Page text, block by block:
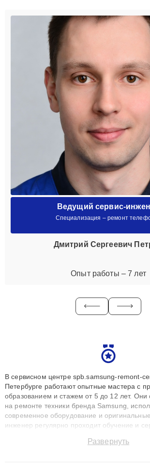
Ведущий сервис-
Специализация – ремонт
Дмитрий Сергеевич
Опыт работы – 7 лет
В сервисном центре spb.samsung-remont-
Петербурге работают опытные мастера с
образованием и стажем от 5 до 12 лет. Они
на ремонте техники бренда Samsung,
современное оборудование и
инженер регулярно проходит обучение и
восстанавливать технику с сохранением
Развернуть